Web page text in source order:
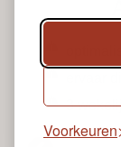
Voorkeuren
ervaar
3